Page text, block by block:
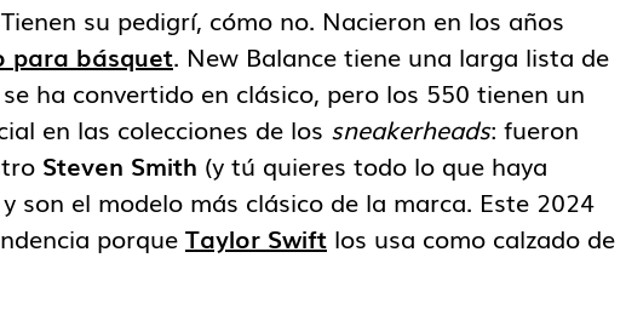
su pedigrí, cómo no. Nacieron en los años
para básquet. New Balance tiene una larga lista de
ha convertido en clásico, pero los 550 tienen un
en las colecciones de los sneakerheads: fueron
Steven Smith (y tú quieres todo lo que haya
son el modelo más clásico de la marca. Este 2024
porque Taylor Swift los usa como calzado de